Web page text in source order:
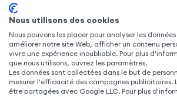
SUIVEZ NOUS
Nous utilisons des cookies
Nous pouvons les placer pour analyser les
améliorer notre site Web, afficher un contenu
vivre une expérience inoubliable. Pour plus
que nous utilisons, ouvrez les paramètres.
Les données sont collectées dans le but de
mesurer l'efficacité des campagnes publicitaires.
être partagées avec Google LLC. Pour plus